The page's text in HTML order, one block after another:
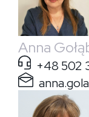
Anna
+48 502